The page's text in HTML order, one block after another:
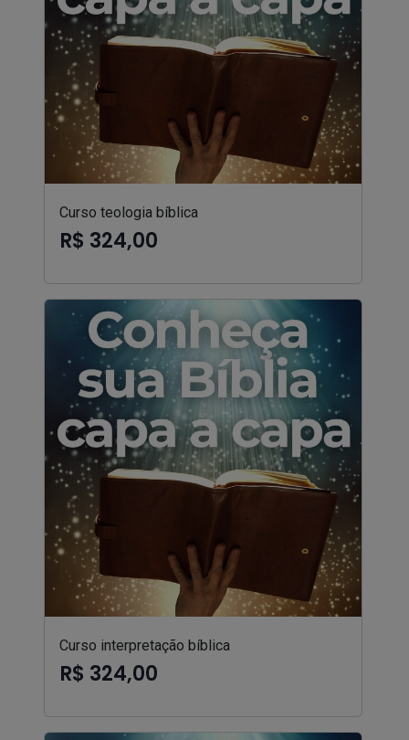
Curso teologia bíblica
R$ 324,00
Curso interpretação bíblica
R$ 324,00